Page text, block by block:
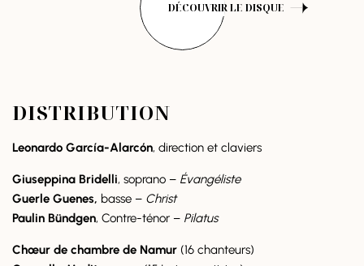
DÉCOUVRIR LE DISQUE
DISTRIBUTION
Leonardo García-Alarcón, direction et claviers
Giuseppina Bridelli, soprano – Évangéliste
Guerle Guenes, basse – Christ
Paulin Bündgen, Contre-ténor – Pilatus
Chœur de chambre de Namur (16 chanteurs)